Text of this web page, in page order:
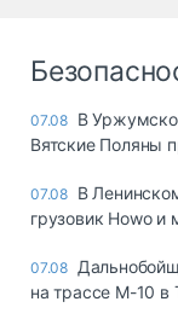
07.08 В
Вятские Поляны
07.08 В
грузовик Howo и
07.08
на трассе М-10 в